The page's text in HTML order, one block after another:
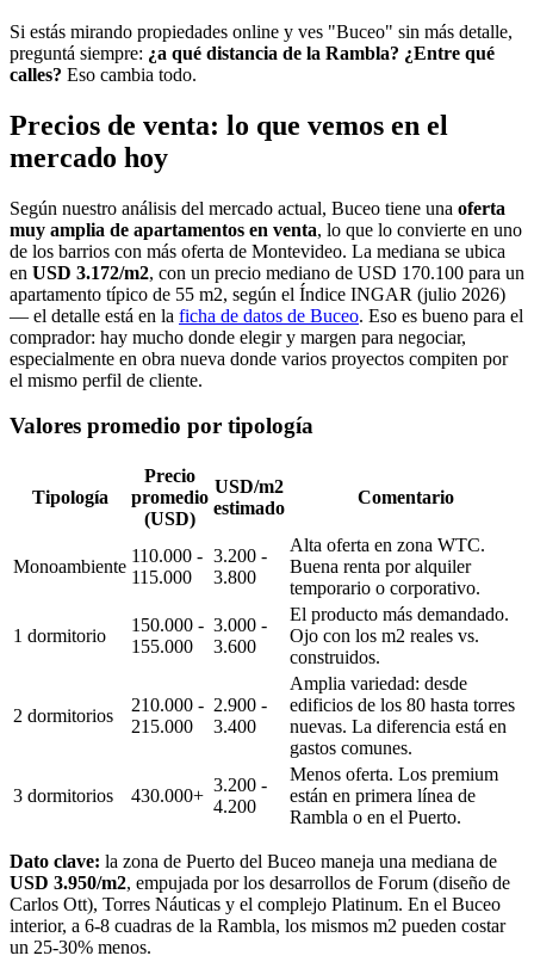
Si estás mirando propiedades online y ves "Buceo" sin más detalle,
preguntá siempre: ¿a qué distancia de la Rambla? ¿Entre qué
calles? Eso cambia todo.
Precios de venta: lo que vemos en el
mercado hoy
Según nuestro análisis del mercado actual, Buceo tiene una oferta
muy amplia de apartamentos en venta, lo que lo convierte en uno
de los barrios con más oferta de Montevideo. La mediana se ubica
en USD 3.172/m2, con un precio mediano de USD 170.100 para un
apartamento típico de 55 m2, según el Índice INGAR (julio 2026)
— el detalle está en la ficha de datos de Buceo. Eso es bueno para el
comprador: hay mucho donde elegir y margen para negociar,
especialmente en obra nueva donde varios proyectos compiten por
el mismo perfil de cliente.
Valores promedio por tipología
Tipología
Precio
promedio
(USD)
USD/m2
estimado
Comentario
Monoambiente
110.000 -
115.000
3.200 -
3.800
Alta oferta en zona WTC.
Buena renta por alquiler
temporario o corporativo.
1 dormitorio
150.000 -
155.000
3.000 -
3.600
El producto más demandado.
Ojo con los m2 reales vs.
construidos.
2 dormitorios
210.000 -
215.000
2.900 -
3.400
Amplia variedad: desde
edificios de los 80 hasta torres
nuevas. La diferencia está en
gastos comunes.
3 dormitorios 430.000+
3.200 -
4.200
Menos oferta. Los premium
están en primera línea de
Rambla o en el Puerto.
Dato clave: la zona de Puerto del Buceo maneja una mediana de
USD 3.950/m2, empujada por los desarrollos de Forum (diseño de
Carlos Ott), Torres Náuticas y el complejo Platinum. En el Buceo
interior, a 6-8 cuadras de la Rambla, los mismos m2 pueden costar
un 25-30% menos.